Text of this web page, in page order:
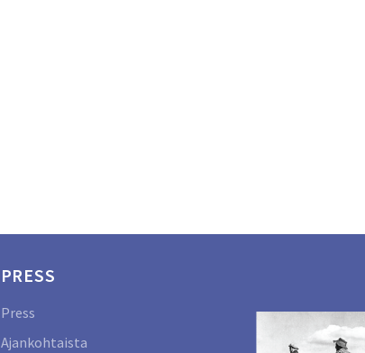
PRESS
Press
Ajankohtaista